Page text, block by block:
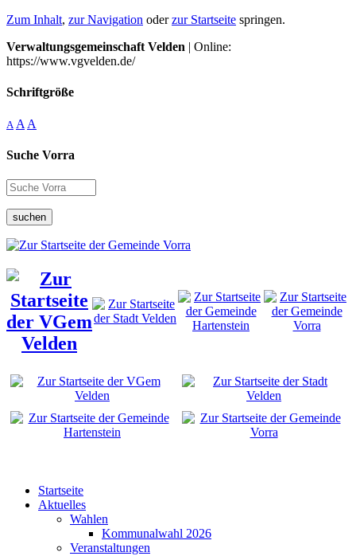
Zum Inhalt, zur Navigation oderzur Startseite springen.
Verwaltungsgemeinschaft Velden | Online:
https://www.vgvelden.de/
Schriftgröße
A A A
Suche Vorra
suchen
Startseite
Aktuelles
Wahlen
Kommunalwahl 2026
Veranstaltungen